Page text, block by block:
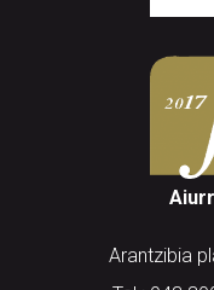
Arantzibia